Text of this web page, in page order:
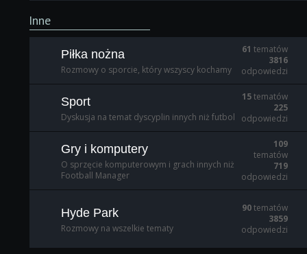
Inne
Piłka nożna
Rozmowy o sporcie, który wszyscy kochamy
61 tematów
3816
odpowiedzi
Sport
Dyskusja na temat dyscyplin innych niż futbol
15tematów
225
odpowiedzi
Gry i komputery
O sprzęcie komputerowym i grach innych niż
Football Manager
109
tematów
719
odpowiedzi
Hyde Park
Rozmowy na wszelkie tematy
90tematów
3859
odpowiedzi